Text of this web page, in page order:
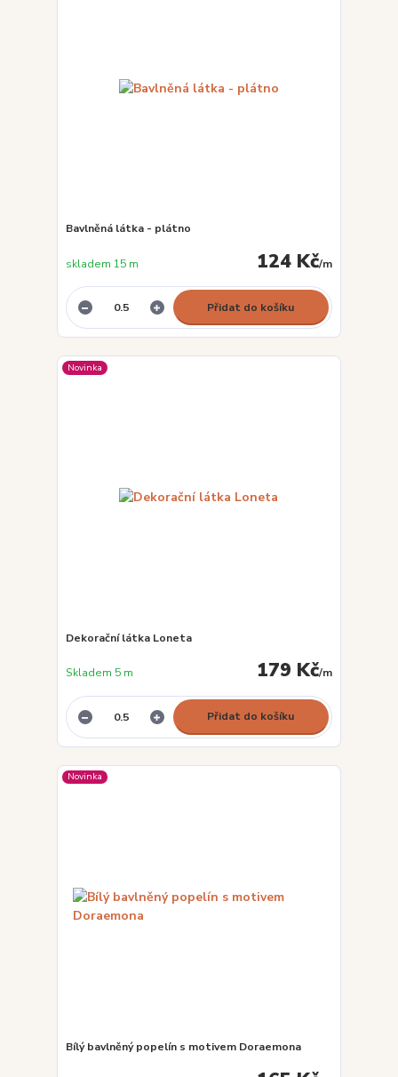
Bavlněná látka - plátno
124 Kč/m
skladem 15 m
Přidat do košíku
Novinka
Dekorační látka Loneta
179 Kč/m
Skladem 5 m
Přidat do košíku
Novinka
Bílý bavlněný popelín s motivem Doraemona